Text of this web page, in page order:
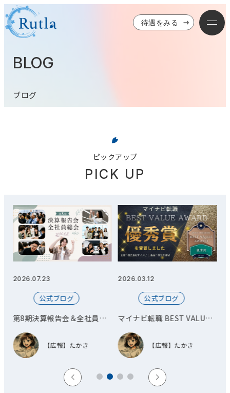
待遇をみる
BLOG
ブログ
ピックアップ
PICK UP
2026.07.23
公式ブログ
第8期決算報告会＆全社員総
【広報】たかき
2026.03.12
公式ブログ
マイナビ転職 BEST VALUE
AWARD 優秀賞を受賞しまし
た！
【広報】たかき